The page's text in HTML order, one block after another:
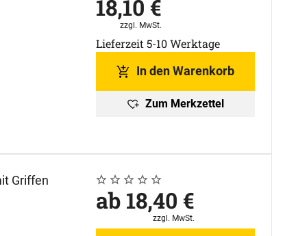
18,10 €
Steuerhinweis:
zzgl. MwSt.
Lieferzeit 5-10 Werktage
In den Warenkorb
Zum Merkzettel
Griffen Noch keine Bewertungen abgegeben
0 Bewertungen
ab:
ab 18,40 €
Steuerhinweis:
zzgl. MwSt.